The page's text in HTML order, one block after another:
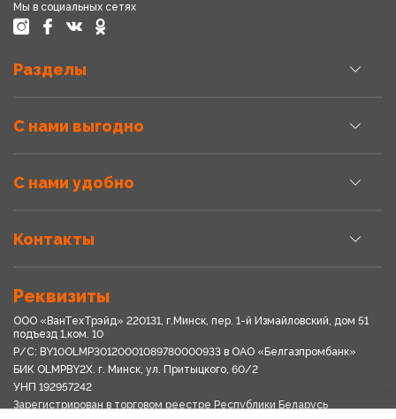
Мы в социальных сетях
Разделы
С нами выгодно
С нами удобно
Контакты
Реквизиты
ООО «ВанТехТрэйд» 220131, г.Минск, пер. 1-й Измайловский, дом 51
подъезд 1,ком. 10
Р/С: BY10OLMP30120001089780000933 в OАО «Белгазпромбанк»
БИК OLMPBY2X. г. Минск, ул. Притыцкого, 60/2
УНП 192957242
Зарегистрирован в торговом реестре Республики Беларусь